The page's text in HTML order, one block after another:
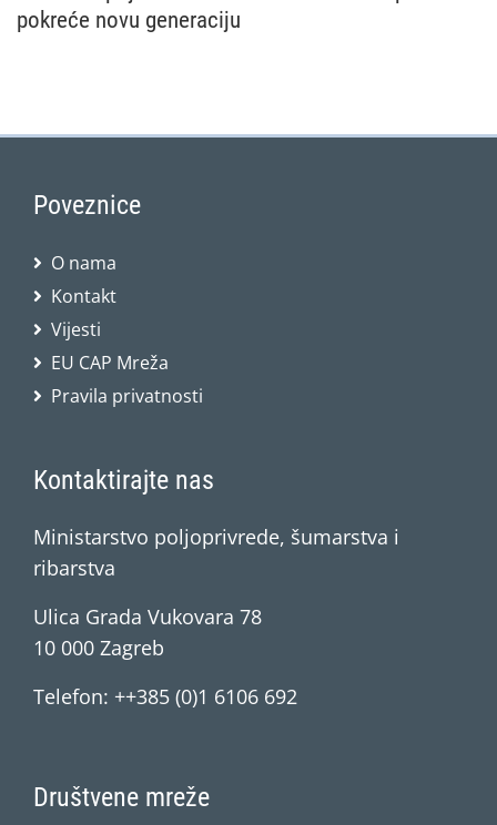
pokreće novu generaciju
Poveznice
O nama
Kontakt
Vijesti
EU CAP Mreža
Pravila privatnosti
Kontaktirajte nas
Ministarstvo poljoprivrede, šumarstva i
ribarstva
Ulica Grada Vukovara 78
10 000 Zagreb
Telefon: ++385 (0)1 6106 692
Društvene mreže